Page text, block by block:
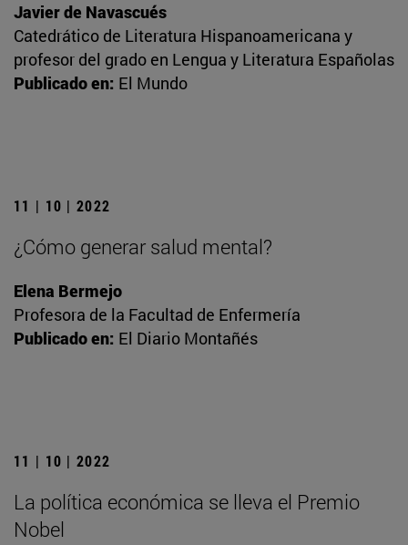
Javier de Navascués
Catedrático de Literatura Hispanoamericana y
profesor del grado en Lengua y Literatura Españolas
Publicado en: El Mundo
11 | 10 | 2022
¿Cómo generar salud mental?
Elena Bermejo
Profesora de la Facultad de Enfermería
Publicado en: El Diario Montañés
11 | 10 | 2022
La política económica se lleva el Premio
Nobel